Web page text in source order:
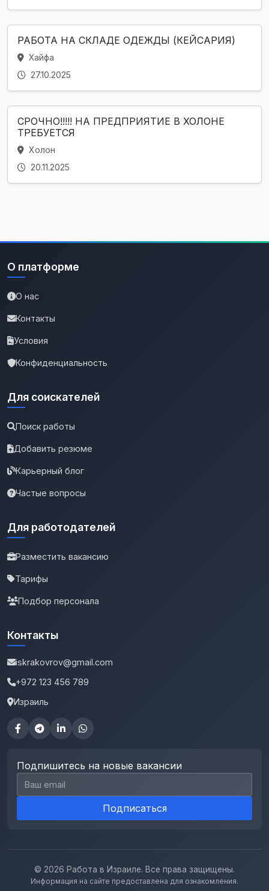
РАБОТА НА СКЛАДЕ ОДЕЖДЫ (КЕЙСАРИЯ)
Хайфа
27.10.2025
СРОЧНО!!!!! НА ПРЕДПРИЯТИЕ В ХОЛОНЕ
ТРЕБУЕТСЯ
Холон
20.11.2025
О платформе
О нас
Контакты
Условия
Конфиденциальность
Для соискателей
Поиск работы
Добавить резюме
Карьерный блог
Частые вопросы
Для работодателей
Разместить вакансию
Тарифы
Подбор персонала
Контакты
iskrakovrov@gmail.com
+972 123 456 789
Израиль
Подпишитесь на новые вакансии
Email для подписки
Подписаться
© 2026 Работа в Израиле. Все права защищены.
Информация на сайте предоставлена для ознакомления.